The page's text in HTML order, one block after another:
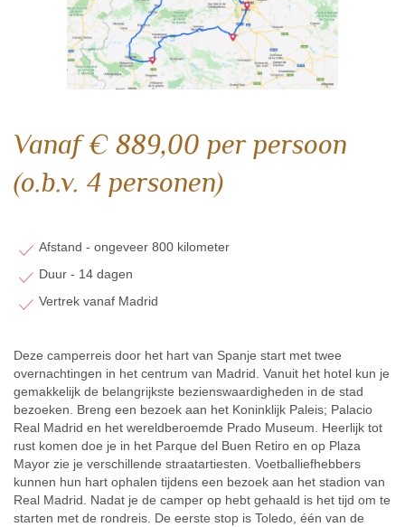
Vanaf € 889,00 per persoon
(o.b.v. 4 personen)
Afstand - ongeveer 800 kilometer
Duur - 14 dagen
Vertrek vanaf Madrid
Deze camperreis door het hart van Spanje start met twee
overnachtingen in het centrum van Madrid. Vanuit het hotel kun je
gemakkelijk de belangrijkste bezienswaardigheden in de stad
bezoeken. Breng een bezoek aan het Koninklijk Paleis; Palacio
Real Madrid en het wereldberoemde Prado Museum. Heerlijk tot
rust komen doe je in het Parque del Buen Retiro en op Plaza
Mayor zie je verschillende straatartiesten. Voetballiefhebbers
kunnen hun hart ophalen tijdens een bezoek aan het stadion van
Real Madrid. Nadat je de camper op hebt gehaald is het tijd om te
starten met de rondreis. De eerste stop is Toledo, één van de